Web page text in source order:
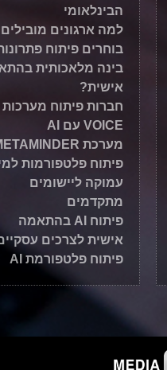
הבינלאומי
למה ארגונים מובילים
בוחרים פיתוח
בינה מלאכותית
אישית?
חברות פיתוח מערכות
VOICE עם AI
מערכת METAMINDER
פיתוח פלטפורמות
עמוקה ליישומים
מתקדמים
פיתוח AI בהתאמה
אישית לצרכים
פיתוח פלטפורמת AI